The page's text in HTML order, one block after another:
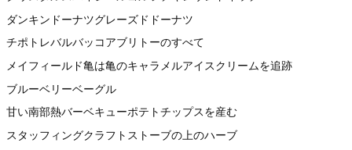
ダンキンドーナツグレーズドドーナツ
チポトレバルバッコアブリトーのすべて
メイフィールド亀は亀のキャラメルアイスクリームを追跡
ブルーベリーベーグル
甘い南部熱バーベキューポテトチップスを産む
スタッフィングクラフトストーブの上のハーブ